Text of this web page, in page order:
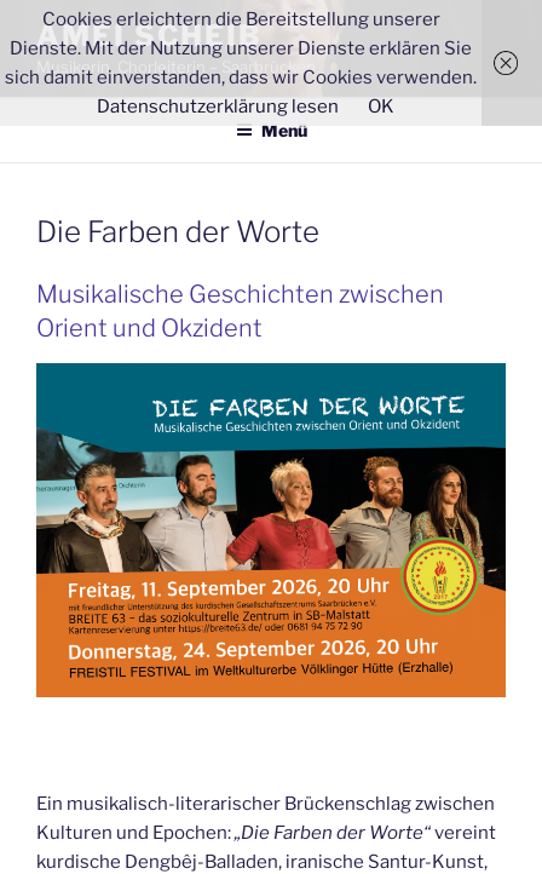
Inhalt
springen
AMEI SCHEIB
Musikerin, Chorleiterin – Saarbrücken
Menü
Die Farben der Worte
Musikalische Geschichten zwischen
Orient und Okzident
Ein musikalisch-literarischer Brückenschlag zwischen
Kulturen und Epochen:„Die Farben der Worte“vereint
kurdische Dengbêj-Balladen, iranische Santur-Kunst,
Cookies erleichtern die Bereitstellung unserer
Dienste. Mit der Nutzung unserer Dienste erklären Sie
sich damit einverstanden, dass wir Cookies verwenden.
Datenschutzerklärung lesen
OK